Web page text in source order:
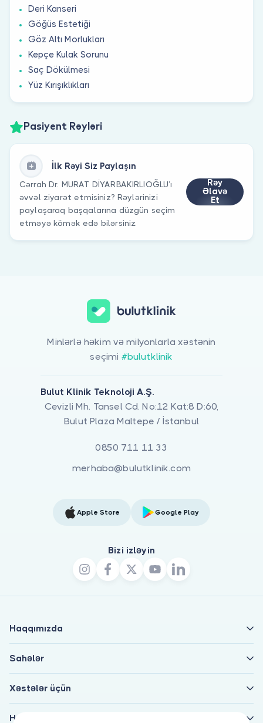
Deri Kanseri
Göğüs Estetiği
Göz Altı Morlukları
Kepçe Kulak Sorunu
Saç Dökülmesi
Yüz Kırışıklıkları
Pasiyent Rəyləri
İlk Rəyi Siz Paylaşın
Cərrah Dr. MURAT DİYARBAKIRLIOĞLU’ı
əvvəl ziyarət etmisiniz? Rəylərinizi
paylaşaraq başqalarına düzgün seçim
etməyə kömək edə bilərsiniz.
Rəy
Əlavə
Et
Minlərlə həkim və milyonlarla xəstənin
seçimi #bulutklinik
Bulut Klinik Teknoloji A.Ş.
Cevizli Mh. Tansel Cd. No:12 Kat:8 D:60,
Bulut Plaza Maltepe / İstanbul
0850 711 11 33
merhaba@bulutklinik.com
Apple Store Google Play
Bizi izləyin
Haqqımızda
Sahələr
Xəstələr üçün
Həkimlər üçün